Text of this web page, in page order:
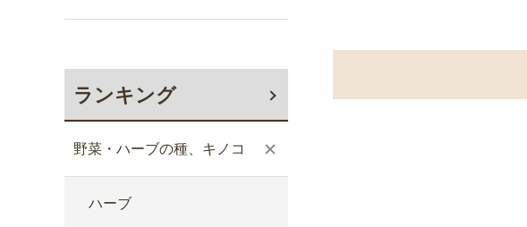
ランキング
野菜・ハーブの種、キノコ
ハーブ